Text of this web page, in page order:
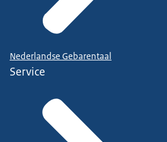
Nederlandse Gebarentaal
Service